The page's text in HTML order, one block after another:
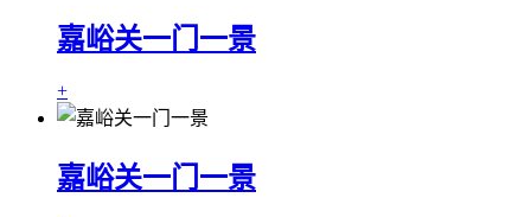
嘉峪关一门一景
+
嘉峪关一门一景